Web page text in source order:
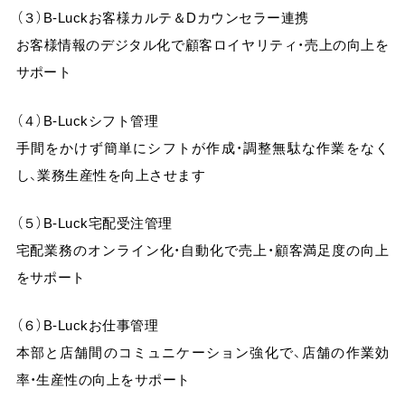
（３）B-Luckお客様カルテ＆Dカウンセラー連携
お客様情報のデジタル化で顧客ロイヤリティ・売上の向上を
サポート
（４）B-Luckシフト管理
手間をかけず簡単にシフトが作成・調整無駄な作業をなく
し、業務生産性を向上させます
（５）B-Luck宅配受注管理
宅配業務のオンライン化・自動化で売上・顧客満足度の向上
をサポート
（６）B-Luckお仕事管理
本部と店舗間のコミュニケーション強化で、店舗の作業効
率・生産性の向上をサポート